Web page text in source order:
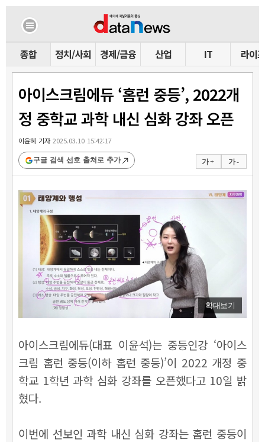
종합 정치/사회 경제/금융 산업 IT 라이프
아이스크림에듀 ‘홈런 중등’, 2022개
정 중학교 과학 내신 심화 강좌 오픈
이윤혜 기자2025.03.10 15:42:17
가 + 가 -
구글 검색 선호 출처로 추가
확대보기
아이스크림에듀(대표 이윤석)는 중등인강 ‘아이스
크림 홈런 중등(이하 홈런 중등)’이 2022 개정 중
학교 1학년 과학 심화 강좌를 오픈했다고 10일 밝
혔다.
이번에 선보인 과학 내신 심화 강좌는 홈런 중등이